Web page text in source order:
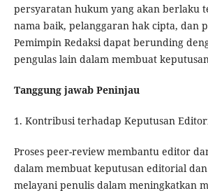
persyaratan hukum yang akan berlaku
nama baik, pelanggaran hak cipta, dan
Pemimpin Redaksi dapat berunding
pengulas lain dalam membuat
Tanggung jawab Peninjau
1. Kontribusi terhadap Keputusan
Proses peer-review membantu editor
dalam membuat keputusan editorial
melayani penulis dalam meningkatkan